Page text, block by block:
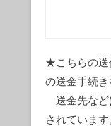
★こちらの送
の送金手続き
送金先など
されています